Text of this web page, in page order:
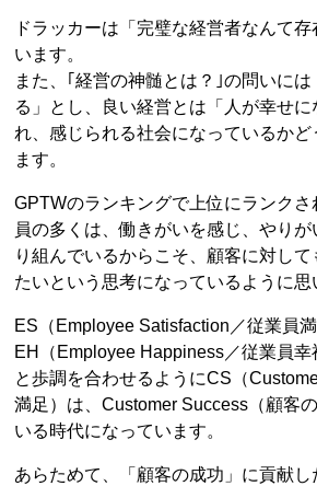
ドラッカーは「完璧な経営者なんて
います。
また、｢経営の神髄とは？｣の問いに
る」とし、良い経営とは「人が幸せに
れ、感じられる社会になっているか
ます。
GPTWのランキングで上位にランク
員の多くは、働きがいを感じ、やり
り組んでいるからこそ、顧客に対し
たいという思考になっているように思
ES（Employee Satisfaction／従業員
EH（Employee Happiness／従業員
と歩調を合わせるようにCS（
満足）は、Customer Success（顧客
いる時代になっています。
あらためて、「顧客の成功」に貢献